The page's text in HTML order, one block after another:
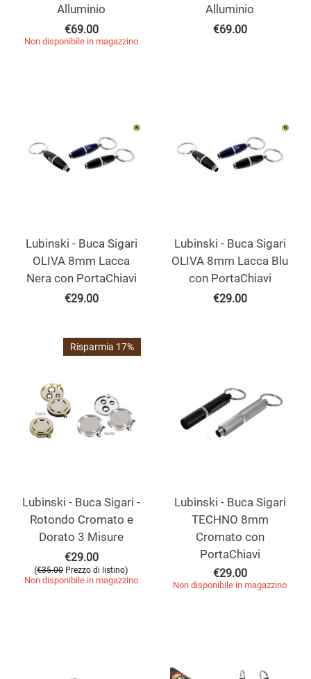
Alluminio
€69.00
Non disponibile in magazzino
Alluminio
€69.00
Lubinski - Buca Sigari
OLIVA 8mm Lacca
Nera con PortaChiavi
€29.00
Lubinski - Buca Sigari
OLIVA 8mm Lacca Blu
con PortaChiavi
€29.00
Risparmia 17%
Lubinski - Buca Sigari -
Rotondo Cromato e
Dorato 3 Misure
€29.00
(€35.00 Prezzo di listino)
Non disponibile in magazzino
Lubinski - Buca Sigari
TECHNO 8mm
Cromato con
PortaChiavi
€29.00
Non disponibile in magazzino